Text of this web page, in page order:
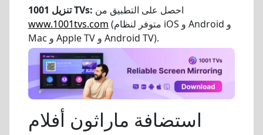
تنزيل 1001 TVs: احصل على التطبيق من
www.1001tvs.com (متوفر لنظام iOS و Android و
Mac و Apple TV و Android TV).
استضافة ماراثون أفلام